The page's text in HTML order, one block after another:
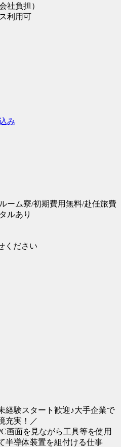
社負担）
利用可
み
ーム寮/初期費用無料/赴任旅費
ルあり
ください
経験スタート歓迎♪大手企業で
充実！／
画面を見ながら工具等を使用
半導体装置を組付ける仕事